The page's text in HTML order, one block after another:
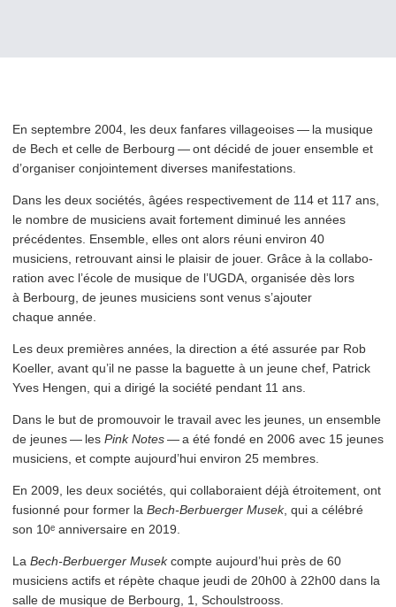
En septembre 2004, les deux fanfares vil­la­geois­es — la musique
de Bech et celle de Berbourg — ont décidé de jouer ensemble et
d’organiser con­join­te­ment diverses manifestations.
Dans les deux sociétés, âgées respec­tive­ment de 114 et 117 ans,
le nombre de musiciens avait fortement diminué les années
précédentes. Ensemble, elles ont alors réuni environ 40
musiciens, retrouvant ainsi le plaisir de jouer. Grâce à la col­lab­o­
ra­tion avec l’école de musique de l’UGDA, organisée dès lors
à Berbourg, de jeunes musiciens sont venus s’ajouter
chaque année.
Les deux premières années, la direction a été assurée par Rob
Koeller, avant qu’il ne passe la baguette à un jeune chef, Patrick
Yves Hengen, qui a dirigé la société pendant 11 ans.
Dans le but de promouvoir le travail avec les jeunes, un ensemble
de jeunes — les Pink Notes— a été fondé en 2006 avec 15 jeunes
musiciens, et compte aujourd’hui environ 25 membres.
En 2009, les deux sociétés, qui col­lab­o­raient déjà étroitement, ont
fusionné pour former la Bech-Berbuerger Musek, qui a célébré
son 10ᵉ anniver­saire en 2019.
La Bech-Berbuerger Musekcompte aujourd’hui près de 60
musiciens actifs et répète chaque jeudi de 20h00 à 22h00 dans la
salle de musique de Berbourg, 1, Schoulstrooss.